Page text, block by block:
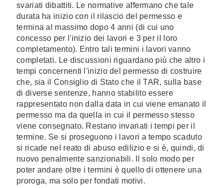
svariati dibattiti. Le normative affermano che tale
durata ha inizio con il rilascio del permesso e
termina al massimo dopo 4 anni (di cui uno
concesso per l'inizio dei lavori e 3 per il loro
completamento). Entro tali termini i lavori vanno
completati. Le discussioni riguardano più che altro i
tempi concernenti l'inizio del permesso di costruire
che, sia il Consiglio di Stato che il TAR, sulla base
di diverse sentenze, hanno stabilito essere
rappresentato non dalla data in cui viene emanato il
permesso ma da quella in cui il permesso stesso
viene consegnato. Restano invariati i tempi per il
termine. Se si proseguono i lavori a tempo scaduto
si ricade nel reato di abuso edilizio e si è, quindi, di
nuovo penalmente sanzionabili. Il solo modo per
poter andare oltre i termini è quello di ottenere una
proroga, ma solo per fondati motivi.